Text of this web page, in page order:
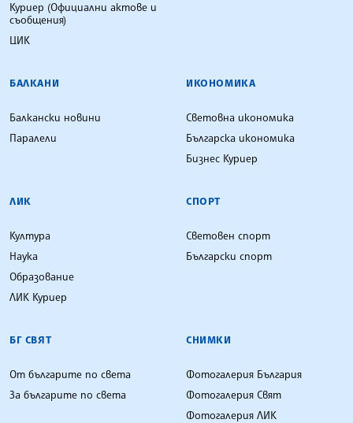
Куриер (Официални актове и
съобщения)
ЦИК
БАЛКАНИ
Балкански новини
Паралели
ИКОНОМИКА
Световна икономика
Българска икономика
Бизнес Куриер
ЛИК
Култура
Наука
Образование
ЛИК Куриер
СПОРТ
Световен спорт
Български спорт
БГ СВЯТ
От българите по света
За българите по света
СНИМКИ
Фотогалерия България
Фотогалерия Свят
Фотогалерия ЛИК